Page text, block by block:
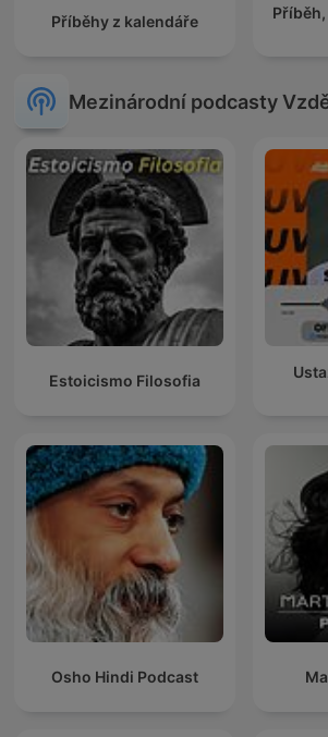
Příběhy z kalendáře
Mezinárodní podcasty
Estoicismo Filosofia
Osho Hindi Podcast